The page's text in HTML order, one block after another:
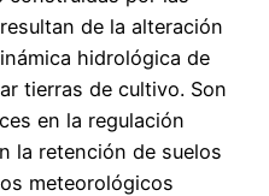
de la alteración
hidrológica de
tierras de cultivo. Son
en la regulación
la retención de suelos
meteorológicos